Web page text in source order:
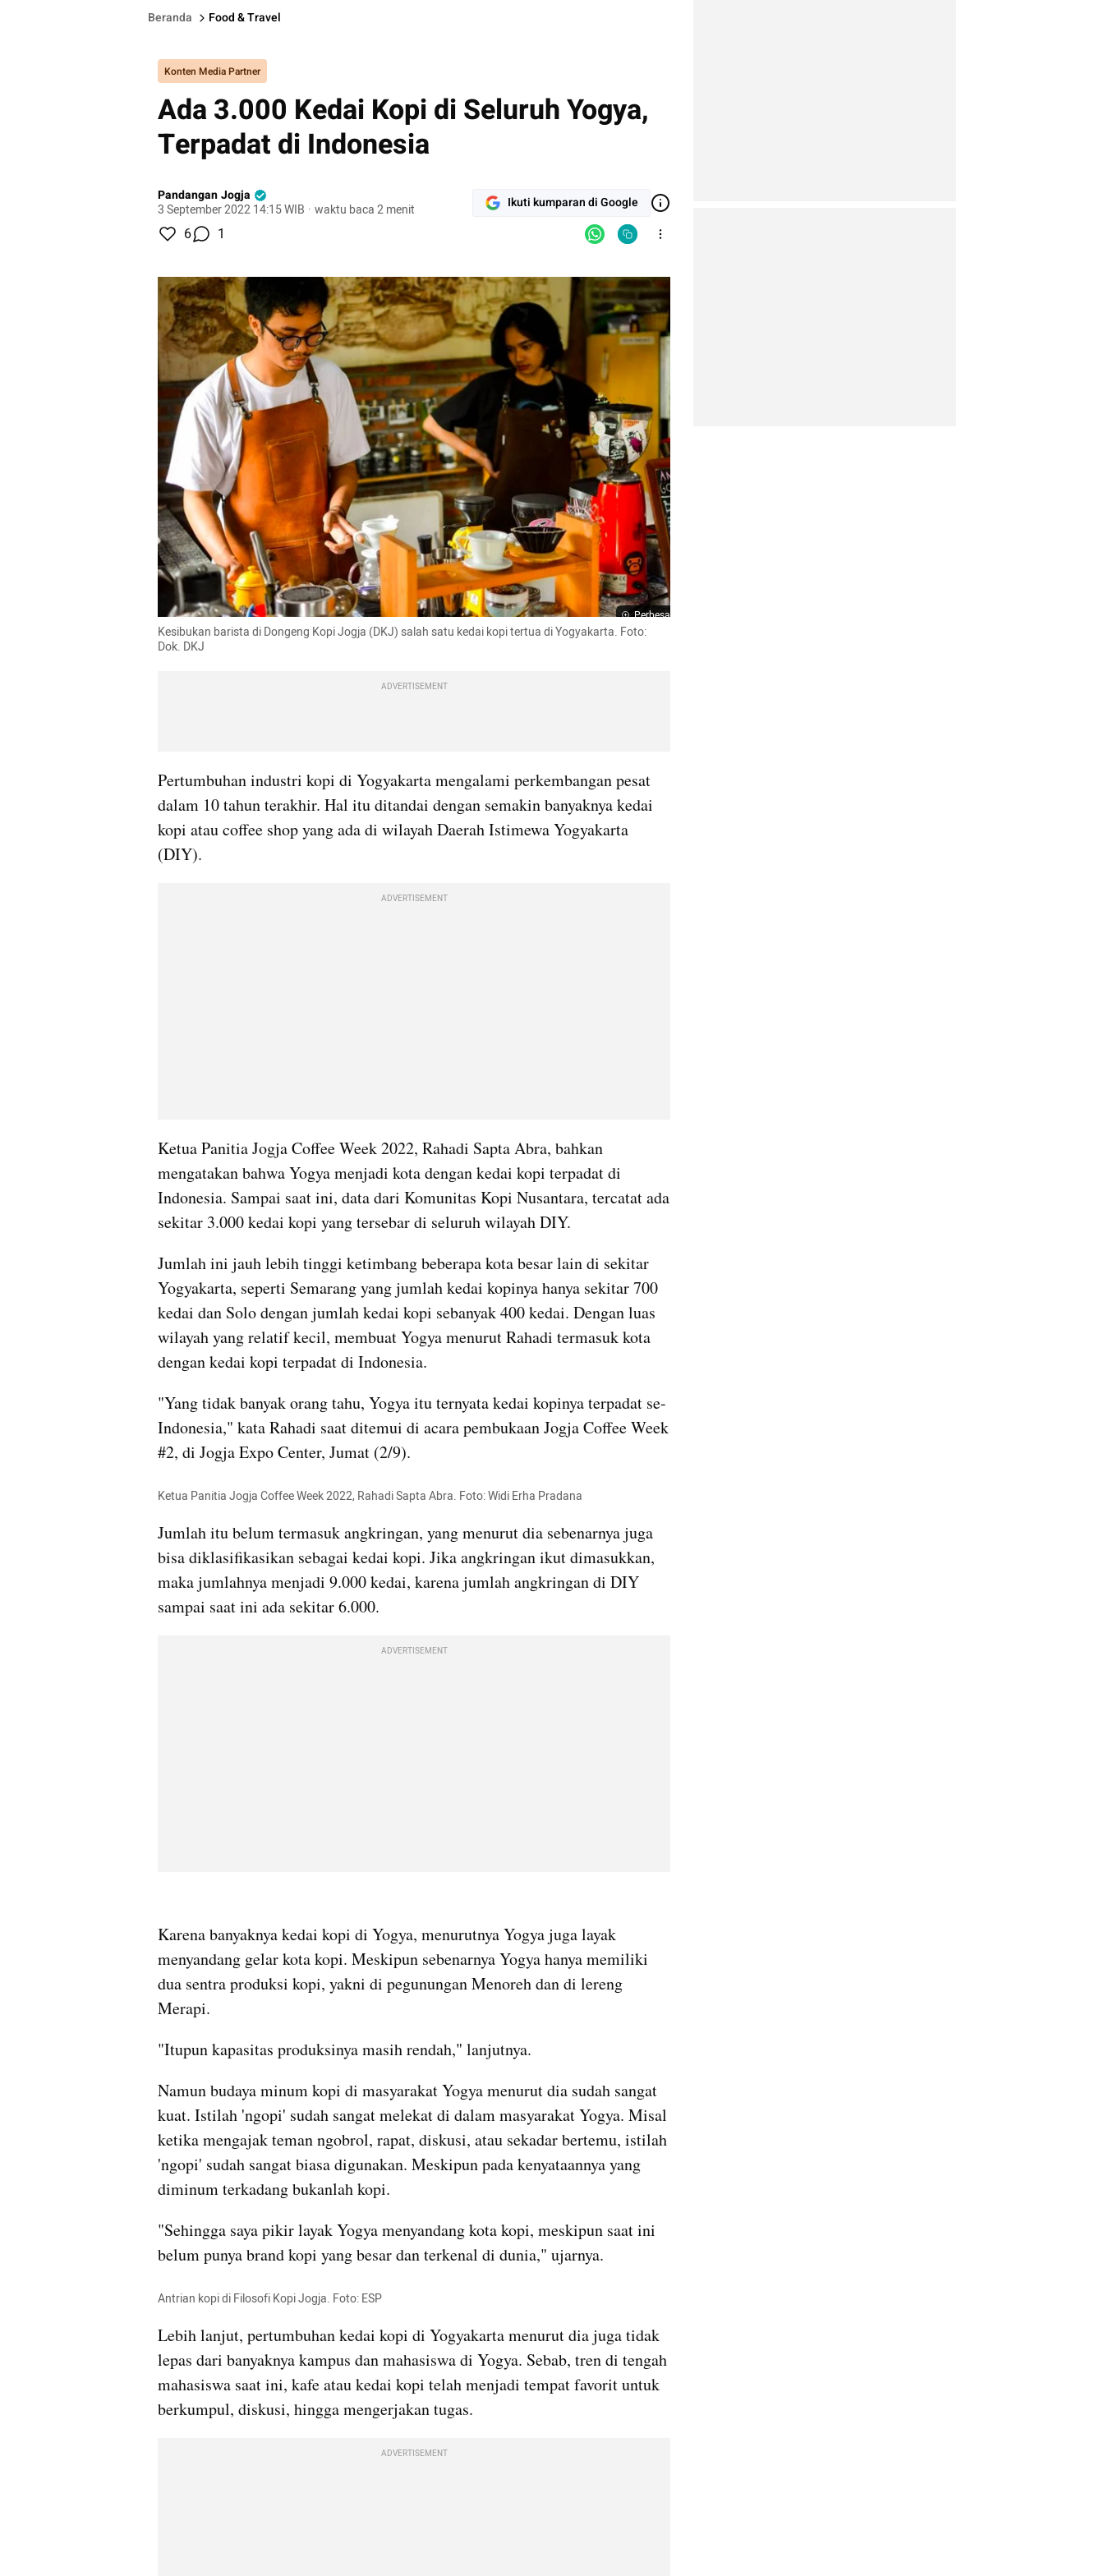
Beranda Food & Travel
Konten Media Partner
Ada 3.000 Kedai Kopi di Seluruh Yogya,
Terpadat di Indonesia
Pandangan Jogja
3 September 2022 14:15 WIB · waktu baca 2 menit Ikuti kumparan di Google
6 1
Perbesar
Kesibukan barista di Dongeng Kopi Jogja (DKJ) salah satu kedai kopi tertua di Yogyakarta. Foto:
Dok. DKJ
ADVERTISEMENT
Pertumbuhan industri kopi di Yogyakarta mengalami perkembangan pesat
dalam 10 tahun terakhir. Hal itu ditandai dengan semakin banyaknya kedai
kopi atau coffee shop yang ada di wilayah Daerah Istimewa Yogyakarta
(DIY).
ADVERTISEMENT
Ketua Panitia Jogja Coffee Week 2022, Rahadi Sapta Abra, bahkan
mengatakan bahwa Yogya menjadi kota dengan kedai kopi terpadat di
Indonesia. Sampai saat ini, data dari Komunitas Kopi Nusantara, tercatat ada
sekitar 3.000 kedai kopi yang tersebar di seluruh wilayah DIY.
Jumlah ini jauh lebih tinggi ketimbang beberapa kota besar lain di sekitar
Yogyakarta, seperti Semarang yang jumlah kedai kopinya hanya sekitar 700
kedai dan Solo dengan jumlah kedai kopi sebanyak 400 kedai. Dengan luas
wilayah yang relatif kecil, membuat Yogya menurut Rahadi termasuk kota
dengan kedai kopi terpadat di Indonesia.
"Yang tidak banyak orang tahu, Yogya itu ternyata kedai kopinya terpadat se-
Indonesia," kata Rahadi saat ditemui di acara pembukaan Jogja Coffee Week
#2, di Jogja Expo Center, Jumat (2/9).
Ketua Panitia Jogja Coffee Week 2022, Rahadi Sapta Abra. Foto: Widi Erha Pradana
Jumlah itu belum termasuk angkringan, yang menurut dia sebenarnya juga
bisa diklasifikasikan sebagai kedai kopi. Jika angkringan ikut dimasukkan,
maka jumlahnya menjadi 9.000 kedai, karena jumlah angkringan di DIY
sampai saat ini ada sekitar 6.000.
ADVERTISEMENT
Karena banyaknya kedai kopi di Yogya, menurutnya Yogya juga layak
menyandang gelar kota kopi. Meskipun sebenarnya Yogya hanya memiliki
dua sentra produksi kopi, yakni di pegunungan Menoreh dan di lereng
Merapi.
"Itupun kapasitas produksinya masih rendah," lanjutnya.
Namun budaya minum kopi di masyarakat Yogya menurut dia sudah sangat
kuat. Istilah 'ngopi' sudah sangat melekat di dalam masyarakat Yogya. Misal
ketika mengajak teman ngobrol, rapat, diskusi, atau sekadar bertemu, istilah
'ngopi' sudah sangat biasa digunakan. Meskipun pada kenyataannya yang
diminum terkadang bukanlah kopi.
"Sehingga saya pikir layak Yogya menyandang kota kopi, meskipun saat ini
belum punya brand kopi yang besar dan terkenal di dunia," ujarnya.
Antrian kopi di Filosofi Kopi Jogja. Foto: ESP
Lebih lanjut, pertumbuhan kedai kopi di Yogyakarta menurut dia juga tidak
lepas dari banyaknya kampus dan mahasiswa di Yogya. Sebab, tren di tengah
mahasiswa saat ini, kafe atau kedai kopi telah menjadi tempat favorit untuk
berkumpul, diskusi, hingga mengerjakan tugas.
ADVERTISEMENT